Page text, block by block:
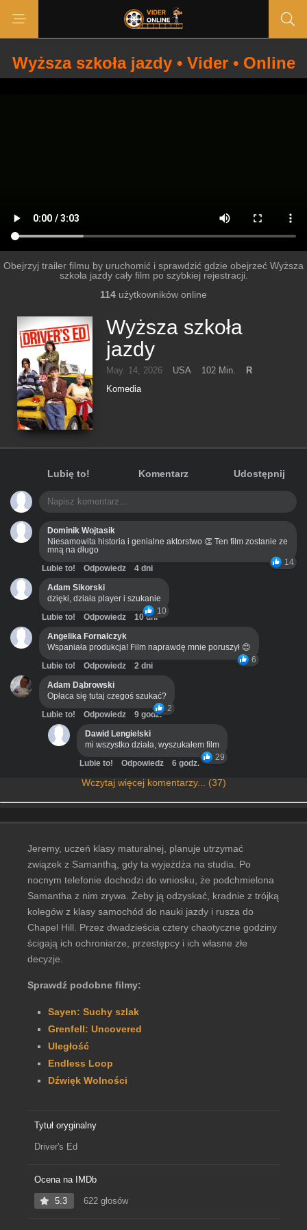
Wyższa szkoła jazdy • Vider • Online
Obejrzyj trailer filmu by uruchomić i sprawdzić gdzie obejrzeć Wyższa
szkoła jazdy cały film po szybkiej rejestracji.
114 użytkowników online
Wyższa szkoła
jazdy
May. 14, 2026 USA 102 Min.
R
Komedia
Lubię to! Komentarz Udostępnij
Dominik Wojtasik
Niesamowita historia i genialne aktorstwo 👏 Ten film zostanie ze
mną na długo
14
Lubie to! Odpowiedz
4 dni
Adam Sikorski
dzięki, działa player i szukanie
10
Lubie to! Odpowiedz
10 dni
Angelika Fornalczyk
Wspaniała produkcja! Film naprawdę mnie poruszył 😊
6
Lubie to! Odpowiedz
2 dni
Adam Dąbrowski
Opłaca się tutaj czegoś szukać?
2
Lubie to! Odpowiedz
9 godz.
Dawid Lengielski
mi wszystko działa, wyszukałem film
29
Lubie to! Odpowiedz 6 godz.
Wczytaj więcej komentarzy... (37)
Jeremy, uczeń klasy maturalnej, planuje utrzymać
związek z Samanthą, gdy ta wyjeżdża na studia. Po
nocnym telefonie dochodzi do wniosku, że podchmielona
Samantha z nim zrywa. Żeby ją odzyskać, kradnie z trójką
kolegów z klasy samochód do nauki jazdy i rusza do
Chapel Hill. Przez dwadzieścia cztery chaotyczne godziny
ścigają ich ochroniarze, przestępcy i ich własne złe
decyzje.
Sprawdź podobne filmy:
Sayen: Suchy szlak
Grenfell: Uncovered
Uległość
Endless Loop
Dźwięk Wolności
Tytuł oryginalny
Driver's Ed
Ocena na IMDb
5.3 622 głosów